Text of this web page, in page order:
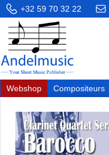
+32 59 70 32 22
Webshop Compositeurs